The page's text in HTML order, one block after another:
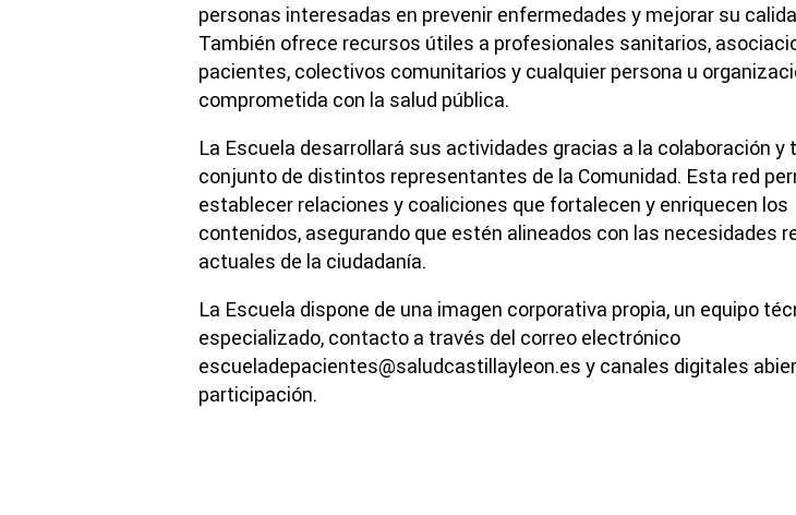
personas interesadas en prevenir enfermedades y mejorar su
También ofrece recursos útiles a profesionales sanitarios,
pacientes, colectivos comunitarios y cualquier persona u
comprometida con la salud pública.
La Escuela desarrollará sus actividades gracias a la colaboración y
conjunto de distintos representantes de la Comunidad. Esta red
establecer relaciones y coaliciones que fortalecen y enriquecen los
contenidos, asegurando que estén alineados con las necesidades
actuales de la ciudadanía.
La Escuela dispone de una imagen corporativa propia, un equipo
especializado, contacto a través del correo electrónico
escueladepacientes@saludcastillayleon.es y canales digitales
participación.